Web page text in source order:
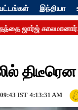
இந்தியா
IST 4:13:31 AM